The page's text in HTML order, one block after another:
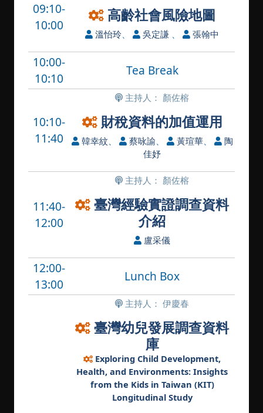
09:10-
10:00
高齡社會風險地圖
溫怡玲、 吳定謙 、 張翰中
10:00-
10:10
Tea Break
10:10-
11:40
主持人： 顏佐榕
財稅資料的加值運用
韓幸紋、 蔡咏諭、 黃瑄華、
陶
佳妤
11:40-
12:00
主持人： 顏佐榕
臺灣經驗實證調查資料
介紹
盧采儀
12:00-
13:00
Lunch Box
主持人： 伊慶春
臺灣幼兒發展調查資料
庫
Exploring Child Development,
Health, and Environments: Insights
from the Kids in Taiwan (KIT)
Longitudinal Study